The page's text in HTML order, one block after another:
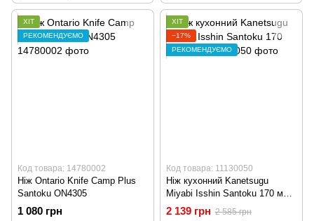
ХІТ
РЕКОМЕНДУЄМО
Код товара: 14780002
Ніж Ontario Knife Camp Plus
Santoku ON4305
1 080 грн
ХІТ
−17%
РЕКОМЕНДУЄМО
Код товара: 11130050
Ніж кухонний Kanetsugu
Miyabi Isshin Santoku 170 мм
2003
2 139 грн 2 585 грн